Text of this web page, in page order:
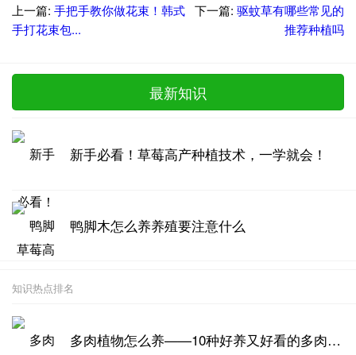
上一篇: 手把手教你做花束！韩式
手打花束包...
下一篇: 驱蚊草有哪些常见的
推荐种植吗
最新知识
新手必看！草莓高产种植技术，一学就会！
鸭脚木怎么养养殖要注意什么
知识热点排名
多肉植物怎么养——10种好养又好看的多肉推荐